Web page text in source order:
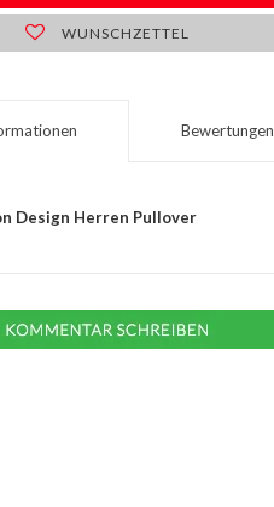
WUNSCHZETTEL
Bewertungen
Design Herren Pullover